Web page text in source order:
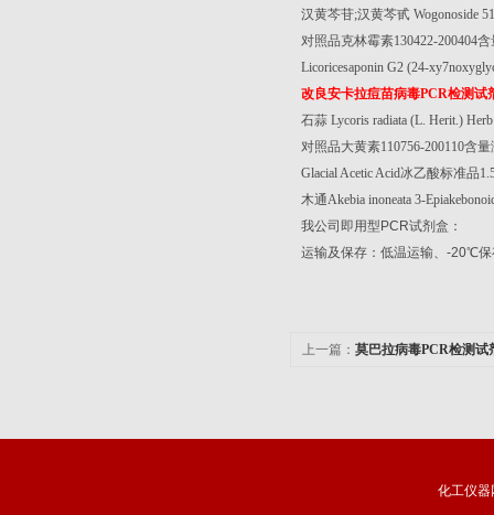
汉黄芩苷;汉黄芩甙 Wogonoside
对照品克林霉素130422-200404含
Licoricesaponin G2 (24-
改良安卡拉痘苗病毒PCR检测试
石蒜 Lycoris radiata (L. Herit.)
对照品大黄素110756-200110含量
Glacial Acetic Acid冰乙酸标准品
木通Akebia inoneata 3-
我公司即用型 PCR试剂盒：
运输及保存：低温运输、 -20℃
上一篇： 莫巴拉病毒PCR检测试
化工仪器